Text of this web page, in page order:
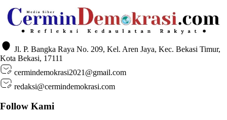
Jl. P. Bangka Raya No. 209, Kel. Aren Jaya, Kec. Bekasi Timur,
Kota Bekasi, 17111
cermindemokrasi2021@gmail.com
redaksi@cermindemokrasi.com
Follow Kami